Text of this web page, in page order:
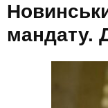
мандату.